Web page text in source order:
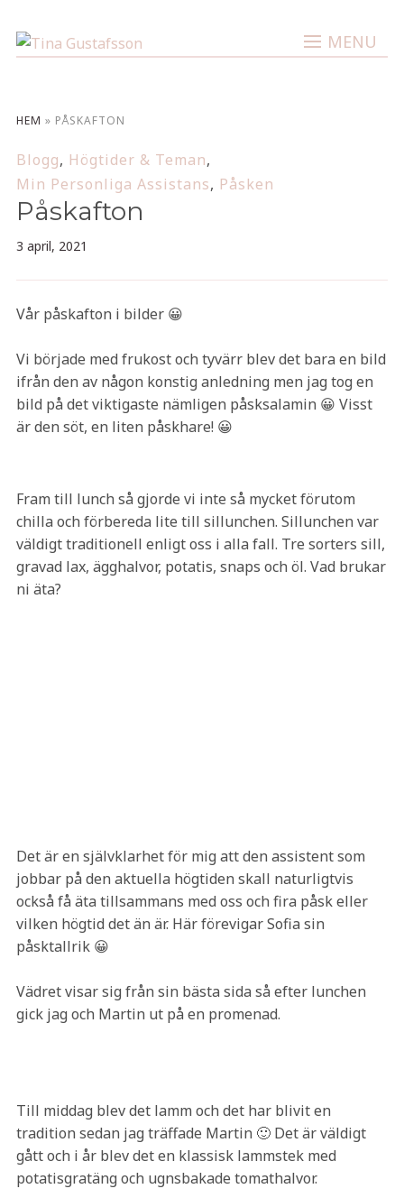
MENU
HEM » PÅSKAFTON
Blogg, Högtider & Teman,
Min Personliga Assistans, Påsken
Påskafton
3 april, 2021
Vår påskafton i bilder 😀
Vi började med frukost och tyvärr blev det bara en bild
ifrån den av någon konstig anledning men jag tog en
bild på det viktigaste nämligen påsksalamin 😀 Visst
är den söt, en liten påskhare! 😀
Fram till lunch så gjorde vi inte så mycket förutom
chilla och förbereda lite till sillunchen. Sillunchen var
väldigt traditionell enligt oss i alla fall. Tre sorters sill,
gravad lax, ägghalvor, potatis, snaps och öl. Vad brukar
ni äta?
Det är en självklarhet för mig att den assistent som
jobbar på den aktuella högtiden skall naturligtvis
också få äta tillsammans med oss och fira påsk eller
vilken högtid det än är. Här förevigar Sofia sin
påsktallrik 😀
Vädret visar sig från sin bästa sida så efter lunchen
gick jag och Martin ut på en promenad.
Till middag blev det lamm och det har blivit en
tradition sedan jag träffade Martin 🙂 Det är väldigt
gått och i år blev det en klassisk lammstek med
potatisgratäng och ugnsbakade tomathalvor.